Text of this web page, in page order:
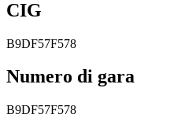
CIG
B9DF57F578
Numero di gara
B9DF57F578